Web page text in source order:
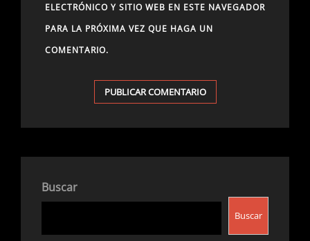
ELECTRÓNICO Y SITIO WEB EN ESTE NAVEGADOR
PARA LA PRÓXIMA VEZ QUE HAGA UN
COMENTARIO.
Buscar
Buscar